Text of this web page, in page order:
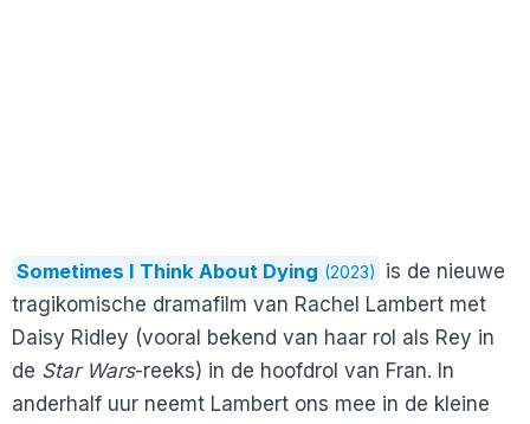
Sometimes I Think About Dying (2023)
is de nieuwe
tragikomische dramafilm van Rachel Lambert met
Daisy Ridley (vooral bekend van haar rol als Rey in
de Star Wars-reeks) in de hoofdrol van Fran. In
anderhalf uur neemt Lambert ons mee in de kleine